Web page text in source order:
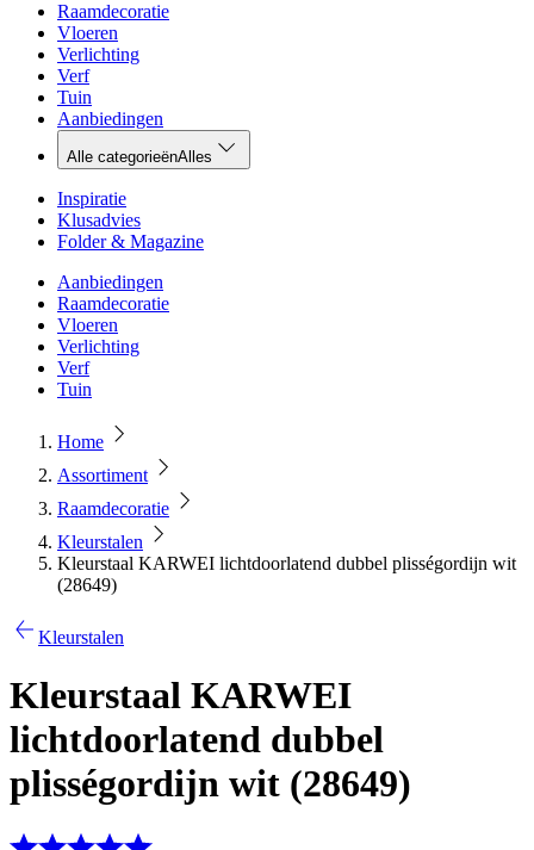
Raamdecoratie
Vloeren
Verlichting
Verf
Tuin
Aanbiedingen
Alle categorieënAlles
Inspiratie
Klusadvies
Folder & Magazine
Aanbiedingen
Raamdecoratie
Vloeren
Verlichting
Verf
Tuin
Home
Assortiment
Raamdecoratie
Kleurstalen
Kleurstaal KARWEI lichtdoorlatend dubbel plisségordijn wit
(28649)
Kleurstalen
Kleurstaal KARWEI
lichtdoorlatend dubbel
plisségordijn wit (28649)